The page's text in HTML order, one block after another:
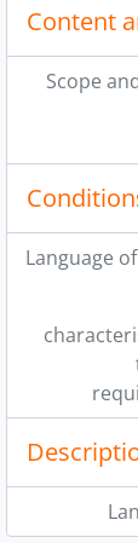
Content
Scope
Language